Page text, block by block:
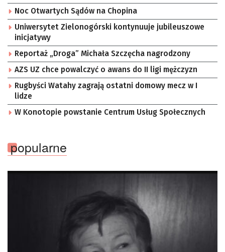
Noc Otwartych Sądów na Chopina
Uniwersytet Zielonogórski kontynuuje jubileuszowe
inicjatywy
Reportaż „Droga” Michała Szczęcha nagrodzony
AZS UZ chce powalczyć o awans do II ligi mężczyzn
Rugbyści Watahy zagrają ostatni domowy mecz w I
lidze
W Konotopie powstanie Centrum Usług Społecznych
popularne